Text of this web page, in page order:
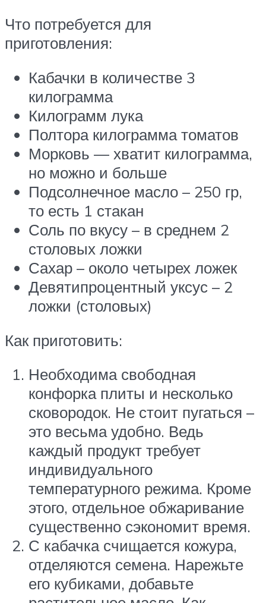
Что потребуется для
приготовления:
Кабачки в количестве 3
килограмма
Килограмм лука
Полтора килограмма томатов
Морковь — хватит килограмма,
но можно и больше
Подсолнечное масло – 250 гр,
то есть 1 стакан
Соль по вкусу – в среднем 2
столовых ложки
Сахар – около четырех ложек
Девятипроцентный уксус – 2
ложки (столовых)
Как приготовить:
Необходима свободная
конфорка плиты и несколько
сковородок. Не стоит пугаться –
это весьма удобно. Ведь
каждый продукт требует
индивидуального
температурного режима. Кроме
этого, отдельное обжаривание
существенно сэкономит время.
С кабачка счищается кожура,
отделяются семена. Нарежьте
его кубиками, добавьте